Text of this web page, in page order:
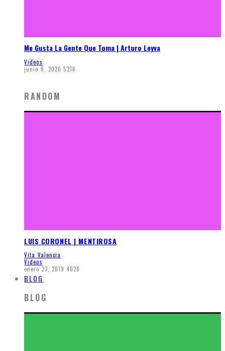
Me Gusta La Gente Que Toma | Arturo Leyva
Videos
junio 9, 2020 5216
RANDOM
LUIS CORONEL | MENTIROSA
Vita Valencia
Videos
enero 23, 2019 4028
BLOG
BLOG